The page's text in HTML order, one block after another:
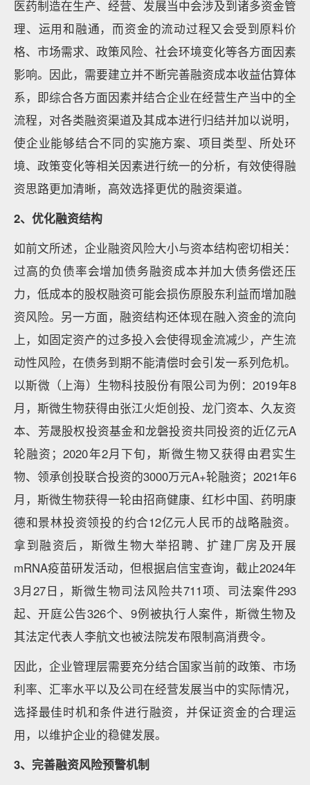
医药制造在生产、经营、发展当中会涉及到诸多资金管
理、运用和融通，而资金的流动过程又会受到原料价
格、市场需求、政策风险、社会环境变化等各方面因素
影响。因此，需要建立并不断完善融资成本收益估算体
系，即综合各方面因素并结合企业在经营生产当中的全
流程，对各类融资渠道及其成本进行归结并加以说明，
使企业能够结合不同的实施方案、项目类型、所处环
境、政策变化等相关因素进行统一的分析，有效使得融
资思路更加清晰，高效选择更优的融资渠道。
2、优化融资结构
如前文所述，企业融资风险大小与资本结构密切相关：
过高的负债率会增加债务融资成本并加大债务偿还压
力，低成本的股权融资可能会损伤原股东利益而增加融
资风险。另一方面，融资结构还体现在融入资金的流向
上，如固定资产的过多投入会使得现金流减少，产生流
动性风险，在债务到期不能清偿时会引发一系列危机。
以斯微（上海）生物科技股份有限公司为例：2019年8
月，斯微生物获得由张江火炬创投、龙门资本、久友资
本、芳晟股权投资基金和龙磐投资共同投资的近亿元A
轮融资；2020年2月下旬，斯微生物又获得由君实生
物、领承创投联合投资的3000万元A+轮融资；2021年6
月，斯微生物获得一轮由招商健康、红杉中国、药明康
德和景林投资领投的约合12亿元人民币的战略融资。
拿到融资后，斯微生物大举招聘、扩建厂房及开展
mRNA疫苗研发活动，但根据启信宝查询，截止2024年
3月27日，斯微生物司法风险共711项、司法案件293
起、开庭公告326个、9例被执行人案件，斯微生物及
其法定代表人李航文也被法院发布限制高消费令。
因此，企业管理层需要充分结合国家当前的政策、市场
利率、汇率水平以及公司在经营发展当中的实际情况，
选择最佳时机和条件进行融资，并保证资金的合理运
用，以维护企业的稳健发展。
3、完善融资风险预警机制